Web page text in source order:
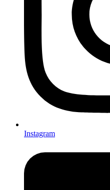
Instagram